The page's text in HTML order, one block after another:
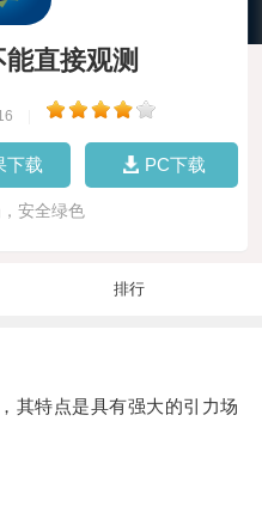
直接观测
下载 PC下载
安全绿色
排行
特点是具有强大的引力场